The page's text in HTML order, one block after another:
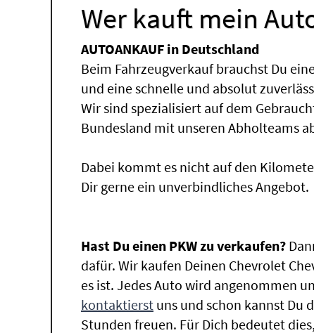
Wer kauft mein
AUTOANKAUF in Deutschland
Beim Fahrzeugverkauf brauchst Du
und eine schnelle und absolut
Wir sind spezialisiert auf dem
Bundesland mit unseren Abholteams
Dabei kommt es nicht auf den
Dir gerne ein unverbindliches Angebot.
Hast Du einen PKW zu verkaufen?
dafür. Wir kaufen Deinen Chevrolet
es ist. Jedes Auto wird angenommen
kontaktierst uns und schon kannst Du
Stunden freuen. Für Dich bedeutet